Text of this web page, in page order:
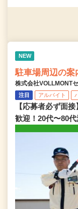
NEW
駐車場周辺の案
株式会社VOLLMONT
注目 アルバイト
【応募者必ず面
歓迎！20代〜80